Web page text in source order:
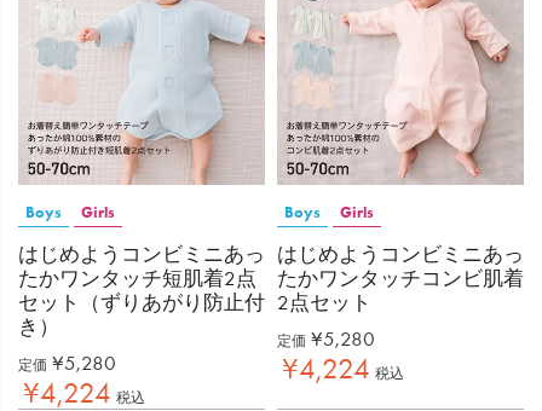
Boys Girls
はじめようコンビミニあっ
たかワンタッチ短肌着2点
セット（ずりあがり防止付
き）
定価 ¥5,280
¥4,224 税込
Boys Girls
はじめようコンビミニあっ
たかワンタッチコンビ肌着
2点セット
定価 ¥5,280
¥4,224 税込